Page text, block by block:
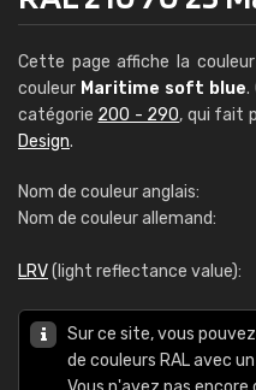
Cette page affiche la couleur
couleur Maritime soft blue.
catégorie 200 - 290, qui fait
Design.
Nom de couleur anglais:
Nom de couleur allemand:
LRV(light reflectance value):
Sur ce site, vous
de couleurs RAL avec